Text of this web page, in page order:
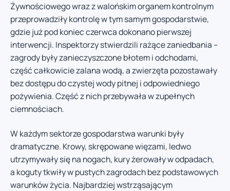
Żywnościowego wraz z walońskim organem kontrolnym
przeprowadziły kontrolę w tym samym gospodarstwie,
gdzie już pod koniec czerwca dokonano pierwszej
interwencji. Inspektorzy stwierdzili rażące zaniedbania –
zagrody były zanieczyszczone błotem i odchodami,
część całkowicie zalana wodą, a zwierzęta pozostawały
bez dostępu do czystej wody pitnej i odpowiedniego
pożywienia. Część z nich przebywała w zupełnych
ciemnościach.
W każdym sektorze gospodarstwa warunki były
dramatyczne. Krowy, skrępowane więzami, ledwo
utrzymywały się na nogach, kury żerowały w odpadach,
a koguty tkwiły w pustych zagrodach bez podstawowych
warunków życia. Najbardziej wstrząsającym